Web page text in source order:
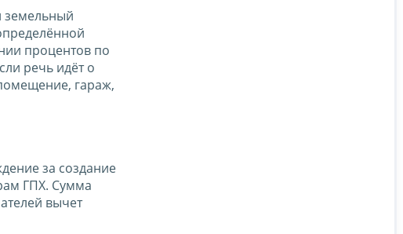
земельный
процентов по
речь идёт о
гараж,
за создание
ГПХ. Сумма
вычет